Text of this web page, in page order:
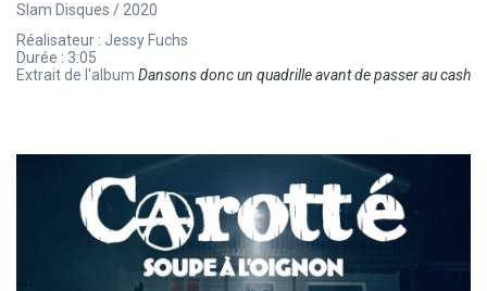
Slam Disques / 2020
Réalisateur : Jessy Fuchs
Durée : 3:05
Extrait de l'album Dansons donc un quadrille avant de passer au cash